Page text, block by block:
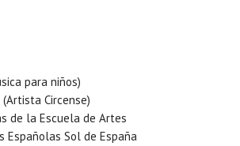
para niños)
Circense)
de la Escuela de Artes
Españolas Sol de España